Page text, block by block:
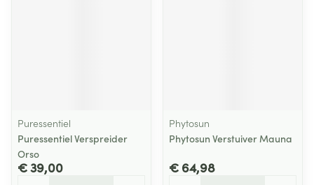
Puressentiel
Puressentiel Verspreider
Orso
€ 39,00
Phytosun
Phytosun Verstuiver Mauna
€ 64,98